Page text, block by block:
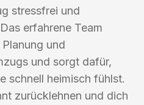
stressfrei und
erfahrene Team
und
und sorgt dafür,
schnell heimisch fühlst.
zurücklehnen und dich